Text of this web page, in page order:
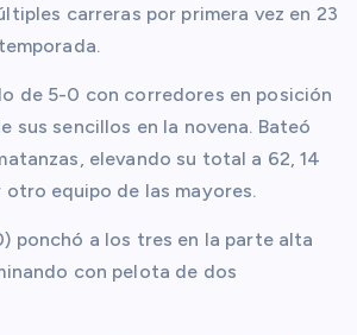
carreras por primera vez en 23
de 5-0 con corredores en posición
sus sencillos en la novena. Bateó
elevando su total a 62, 14
otro equipo de las mayores.
ponchó a los tres en la parte alta
con pelota de dos